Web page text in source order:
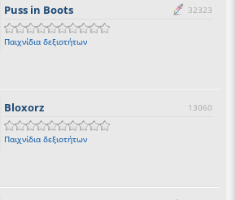
Puss in Boots 32323
Παιχνίδια δεξιοτήτων
Bloxorz 13060
Παιχνίδια δεξιοτήτων